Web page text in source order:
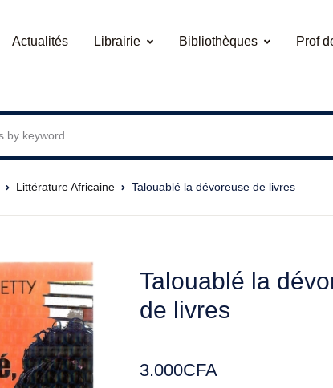
Actualités Librairie Bibliothèques Prof
Littérature Africaine Talouablé la dévoreuse de livres
Talouablé la
de livres
3.000CFA